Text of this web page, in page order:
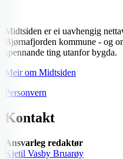
Midtsiden er ei uavhengig
Bjørnafjorden kommune - og
spennande ting utanfor bygda.
Meir om Midtsiden
Personvern
Kontakt
Ansvarleg redaktør
Kjetil Vasby Bruarøy